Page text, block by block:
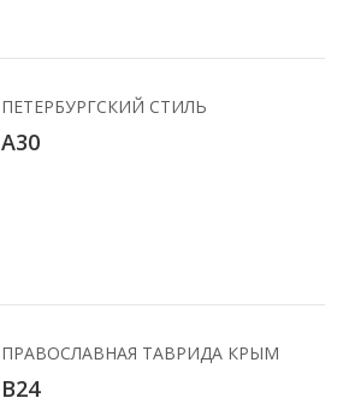
ПЕТЕРБУРГСКИЙ СТИЛЬ
А30
ПРАВОСЛАВНАЯ ТАВРИДА КРЫМ
B24